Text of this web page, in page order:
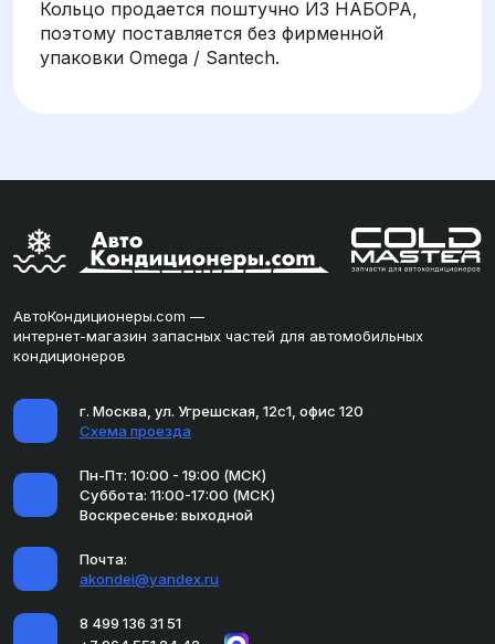
Кольцо продается поштучно ИЗ НАБОРА,
поэтому поставляется без фирменной
упаковки Omega / Santech.
АвтоКондиционеры.com —
интернет-магазин запасных частей для автомобильных
кондиционеров
г. Москва, ул. Угрешская, 12с1, офис 120
Схема проезда
Пн-Пт: 10:00 - 19:00 (МСК)
Суббота: 11:00-17:00 (МСК)
Воскресенье: выходной
Почта:
akondei@yandex.ru
8 499 136 31 51